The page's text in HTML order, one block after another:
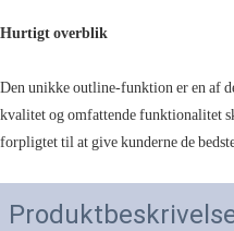
Hurtigt overblik
Den unikke outline-funktion er en af
kvalitet og omfattende funktionalitet
forpligtet til at give kunderne de